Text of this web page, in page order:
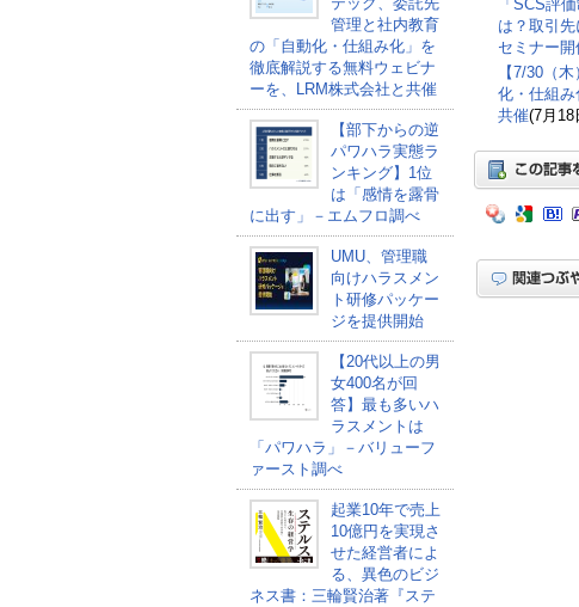
管理と社内教育
の「自動化・仕組み化」を
徹底解説する無料ウェビナ
ーを、LRM株式会社と共催
【部下からの逆
パワハラ実態ラ
ンキング】1位
は「感情を露骨
に出す」－エムフロ調べ
UMU、管理職
向けハラスメン
ト研修パッケー
ジを提供開始
【20代以上の男
女400名が回
答】最も多いハ
ラスメントは
「パワハラ」－バリューフ
ァースト調べ
起業10年で売上
10億円を実現さ
せた経営者によ
る、異色のビジ
ネス書：三輪賢治著『ステ
「SCS評
は？取引
セミナー
【7/30（
化・仕組
共催(7月18